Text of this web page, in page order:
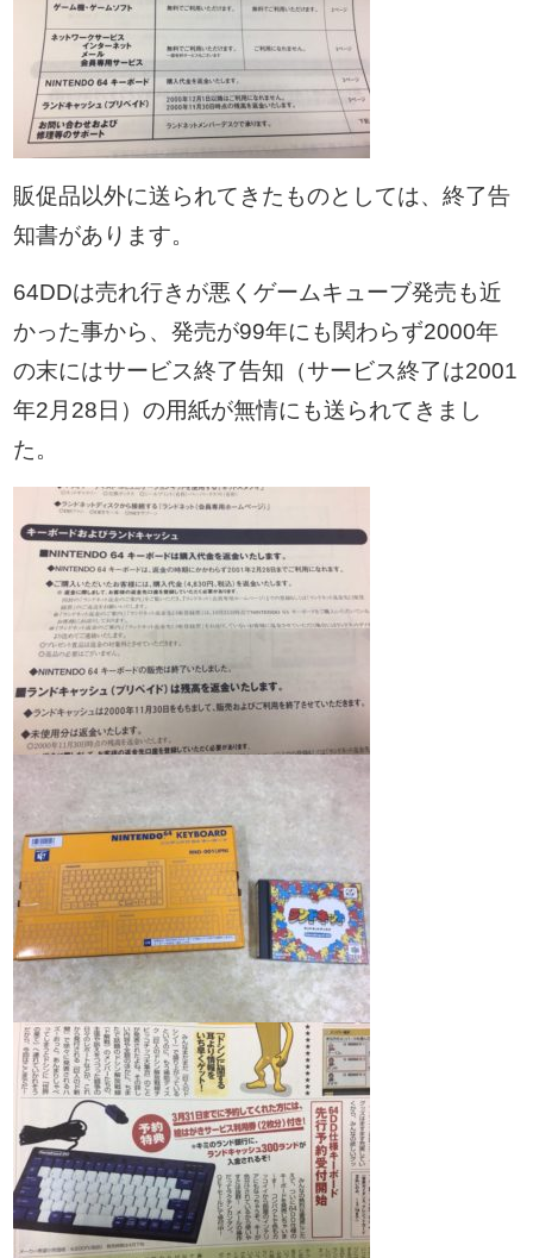
販促品以外に送られてきたものとしては、終了告
知書があります。
64DDは売れ行きが悪くゲームキューブ発売も近
かった事から、発売が99年にも関わらず2000年
の末にはサービス終了告知（サービス終了は2001
年2月28日）の用紙が無情にも送られてきまし
た。